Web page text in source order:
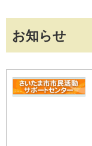
お知らせ